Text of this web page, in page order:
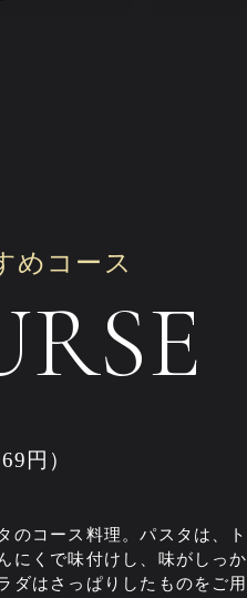
めコース
円）
のコース料理。パスタは、ト
にくで味付けし、味がしっか
ダはさっぱりしたものをご用